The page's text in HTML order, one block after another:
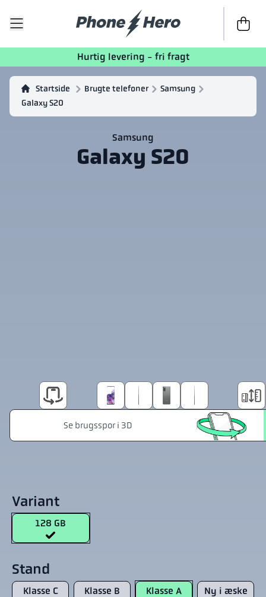
Til
Hurtig levering - fri fragt
Startside Brugte telefoner
Samsung
Galaxy S20
Samsung
Galaxy S20
Variant
128 GB
Stand
Klasse C Klasse B Klasse A Ny i æske